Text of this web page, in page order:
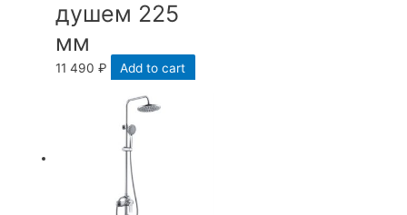
душем 225
мм
11 490₽ Add to cart